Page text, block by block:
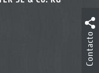
Contacto